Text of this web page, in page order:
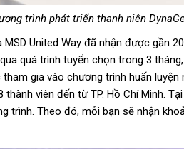
trình phát triển thanh niên
United Way đã nhận được gần
quá trình tuyển chọn trong 3
gia vào chương trình huấn luyện
thành viên đến từ TP. Hồ Chí Minh.
trình. Theo đó, mỗi bạn sẽ nhận